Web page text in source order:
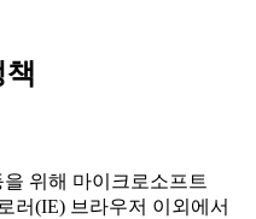
위해 마이크로소프트
러(IE) 브라우저 이외에서